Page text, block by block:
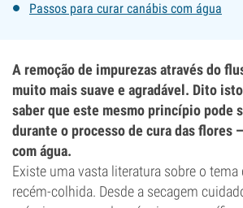
Passos para curar canábis com água
A remoção de impurezas através do
muito mais suave e agradável. Dito
saber que este mesmo princípio pode
durante o processo de cura das flores
com água.
Existe uma vasta literatura sobre o tema
recém-colhida. Desde a secagem